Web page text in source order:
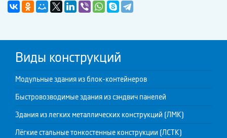
Виды конструкций
Модульные здания из блок-контейнеров
Быстровозводимые здания из сэндвич панелей
Здания из легких металлических конструкций (ЛМК)
Лёгкие стальные тонкостенные конструкции (ЛСТК)